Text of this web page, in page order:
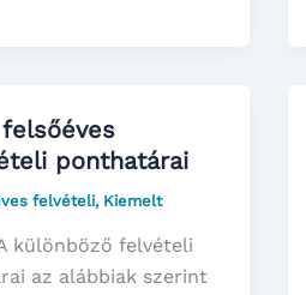
ponthatárai
felvételi, Kiemelt
különböző felvételi
az alábbiak szerint